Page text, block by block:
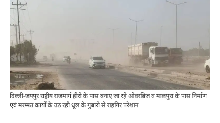
दिल्ली-जयपुर राष्ट्रीय राजमार्ग हीरो के पास बनाए जा रहे ओवरब्रिज व मालपुरा के पास निर्माण
एवं मरम्मत कार्यों के उठ रही धूल के गुबारो से राहगिर परेशान